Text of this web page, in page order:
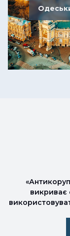
викриває